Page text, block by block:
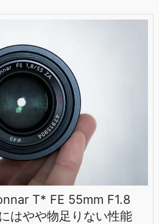
T* FE 55mm F1.8
はやや物足りない性能